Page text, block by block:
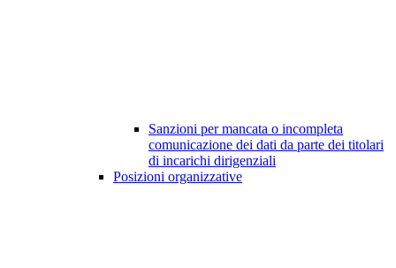
Sanzioni per mancata o incompleta
comunicazione dei dati da parte dei titolari
di incarichi dirigenziali
Posizioni organizzative